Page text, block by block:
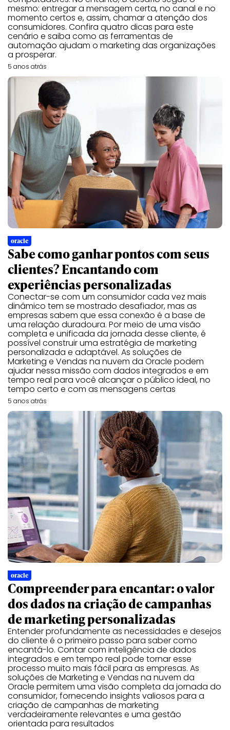
mesmo: entregar a mensagem certa, no canal e no
momento certos e, assim, chamar a atenção dos
consumidores. Confira quatro dicas para este
cenário e saiba como as ferramentas de
automação ajudam o marketing das organizações
a prosperar.
5 anos atrás
oracle
Sabe como ganhar pontos com seus
clientes? Encantando com
experiências personalizadas
Conectar-se com um consumidor cada vez mais
dinâmico tem se mostrado desafiador, mas as
empresas sabem que essa conexão é a base de
uma relação duradoura. Por meio de uma visão
completa e unificada da jornada desse cliente, é
possível construir uma estratégia de marketing
personalizada e adaptável. As soluções de
Marketing e Vendas na nuvem da Oracle podem
ajudar nessa missão com dados integrados e em
tempo real para você alcançar o público ideal, no
tempo certo e com as mensagens certas
5 anos atrás
oracle
Compreender para encantar: o valor
dos dados na criação de campanhas
de marketing personalizadas
Entender profundamente as necessidades e desejos
do cliente é o primeiro passo para saber como
encantá-lo. Contar com inteligência de dados
integrados e em tempo real pode tornar esse
processo muito mais fácil para as empresas. As
soluções de Marketing e Vendas na nuvem da
Oracle permitem uma visão completa da jornada do
consumidor, fornecendo insights valiosos para a
criação de campanhas de marketing
verdadeiramente relevantes e uma gestão
orientada para resultados